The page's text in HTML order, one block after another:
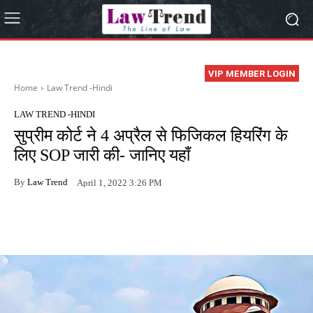
VIP MEMBER LOGIN
Home Law Trend -Hindi
LAW TREND -HINDI
सुप्रीम कोर्ट ने 4 अप्रैल से फिजिकल हियरिंग के
लिए SOP जारी की- जानिए यहाँ
By Law Trend April 1, 2022 3:26 PM